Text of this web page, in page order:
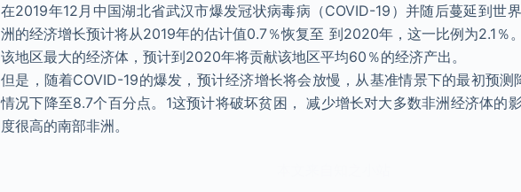
在2019年12月中国湖北省武汉市爆发冠状病毒病（COVID-19）并随后蔓延到世
洲的经济增长预计将从2019年的估计值0.7％恢复至 到2020年，这一比例为2.1％
该地区最大的经济体，预计到2020年将贡献该地区平均60％的经济产出。
但是，随着COVID-19的爆发，预计经济增长将会放慢，从基准情景下的最初预测
情况下降至8.7个百分点。1这预计将破坏贫困， 减少增长对大多数非洲经济体的
度很高的南部非洲。